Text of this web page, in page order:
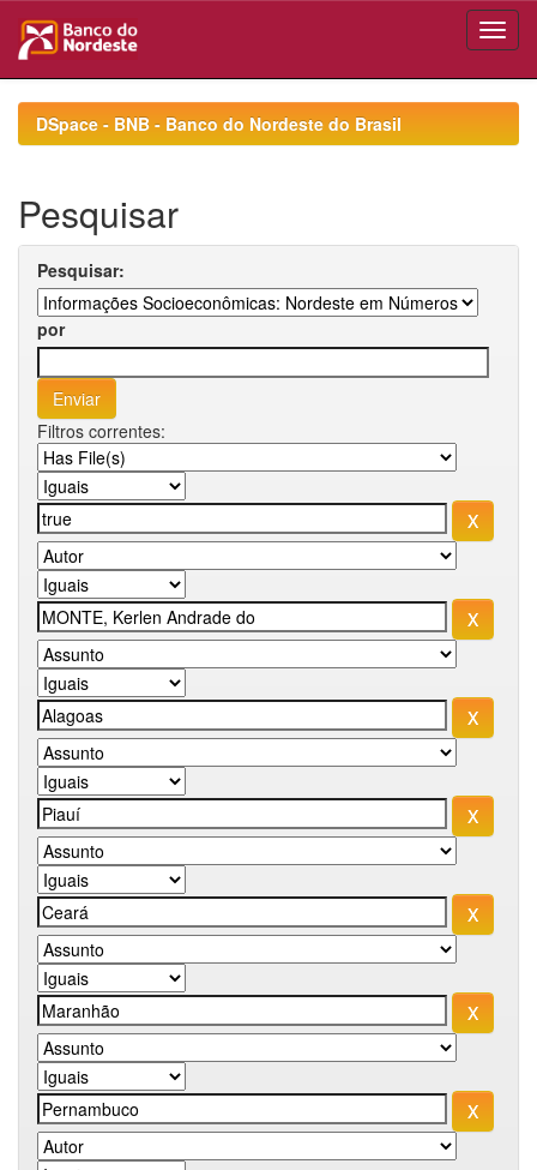
navigationDSpace - BNB - Banco do Nordeste do Brasil
Pesquisar
Pesquisar:
por
Filtros correntes: